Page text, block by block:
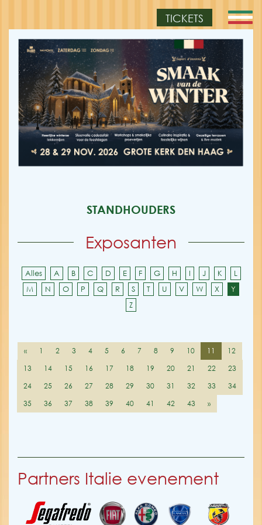
TICKETS
STANDHOUDERS
Exposanten
Alles A B C D E F G H I J K
L
M
N O P Q R S T U V W X
Y
Z
« 1 2 3 4 5 6 7 8 9 10 11
12
13
14 15 16 17 18 19 20 21 22
23
24
25 26 27 28 29 30 31 32 33
34
35
36 37 38 39 40 41 42 43 »
Partners Italie evenement